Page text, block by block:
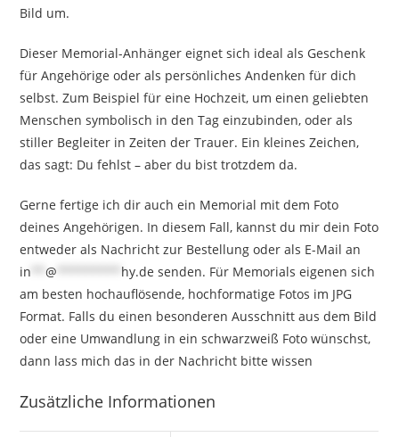
Bild um.
Dieser Memorial-Anhänger eignet sich ideal als Geschenk
für Angehörige oder als persönliches Andenken für dich
selbst. Zum Beispiel für eine Hochzeit, um einen geliebten
Menschen symbolisch in den Tag einzubinden, oder als
stiller Begleiter in Zeiten der Trauer. Ein kleines Zeichen,
das sagt: Du fehlst – aber du bist trotzdem da.⁣
Gerne fertige ich dir auch ein Memorial mit dem Foto
deines Angehörigen. In diesem Fall, kannst du mir dein Foto
entweder als Nachricht zur Bestellung oder als E-Mail an
in **@ hy.de senden. Für Memorials eigenen sich
am besten hochauflösende, hochformatige Fotos im JPG
Format. Falls du einen besonderen Ausschnitt aus dem Bild
oder eine Umwandlung in ein schwarzweiß Foto wünschst,
dann lass mich das in der Nachricht bitte wissen
Zusätzliche Informationen